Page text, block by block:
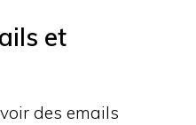
et
des emails